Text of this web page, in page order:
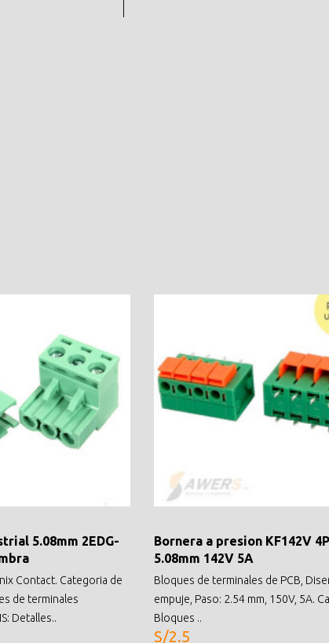
5.08mm 2EDG-
Contact. Categoria de
de terminales
Detalles..
Bornera a presion KF142V 4P
5.08mm 142V 5A
Bloques de terminales de PCB,
empuje, Paso: 2.54 mm, 150V, 5A.
Bloques ..
S/2.5